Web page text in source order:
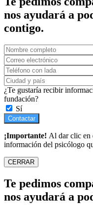
nos ayudará a
contigo.
¿Te gustaría recibir
fundación?
Sí
Contactar
¡Importante! Al dar clic en
información del psicólogo
CERRAR
Te pedimos
nos ayudará a